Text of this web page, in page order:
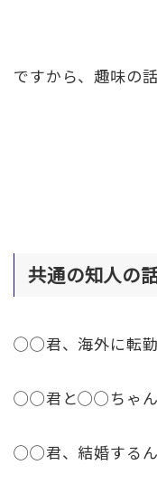
ですから、趣味の
共通の知人の
◯◯君、海外に転勤
◯◯君と◯◯ちゃん
◯◯君、結婚するん